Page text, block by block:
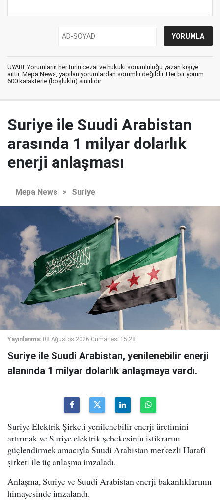
UYARI: Yorumların her türlü cezai ve hukuki sorumluluğu yazan kişiye
aittir. Mepa News, yapılan yorumlardan sorumlu değildir. Her bir yorum
600 karakterle (boşluklu) sınırlıdır.
Suriye ile Suudi Arabistan
arasında 1 milyar dolarlık
enerji anlaşması
Mepa News > Suriye
Yayınlanma: 08 Ağustos 2026 Cumartesi 15:28
Suriye ile Suudi Arabistan, yenilenebilir enerji
alanında 1 milyar dolarlık anlaşmaya vardı.
Suriye Elektrik Şirketi yenilenebilir enerji üretimini
artırmak ve Suriye elektrik şebekesinin istikrarını
güçlendirmek amacıyla Suudi Arabistan merkezli Harafi
şirketi ile üç anlaşma imzaladı.
Anlaşma, Suriye ve Suudi Arabistan enerji bakanlıklarının
himayesinde imzalandı.